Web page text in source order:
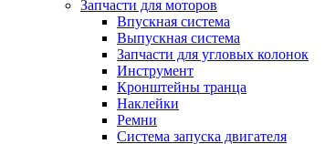
Запчасти для моторов
Впускная система
Выпускная система
Запчасти для угловых колонок
Инструмент
Кронштейны транца
Наклейки
Ремни
Система запуска двигателя